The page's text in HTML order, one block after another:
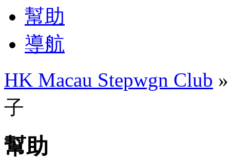
幫助
導航
HK Macau Stepwgn Club
子
幫助